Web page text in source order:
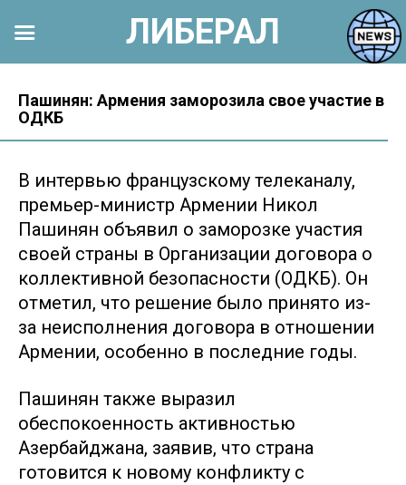
контенту
Пашинян: Армения заморозила свое участие в
ОДКБ
В интервью французскому телеканалу,
премьер-министр Армении Никол
Пашинян объявил о заморозке участия
своей страны в Организации договора о
коллективной безопасности (ОДКБ). Он
отметил, что решение было принято из-
за неисполнения договора в отношении
Армении, особенно в последние годы.
Пашинян также выразил
обеспокоенность активностью
Азербайджана, заявив, что страна
готовится к новому конфликту с
ЛИБЕРАЛ